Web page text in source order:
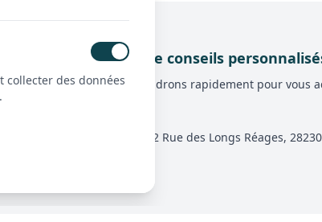
ou simplement de conseils
et nous vous répondrons rapidement pour vous
et de 14h00 à 17h00, au 12 Rue des Longs Réages,
collecter des données